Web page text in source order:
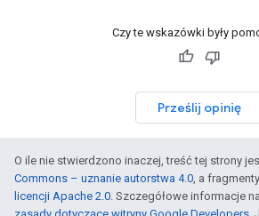
Czy te wskazówki były
Prześlij opinię
O ile nie stwierdzono inaczej, treść tej strony
Commons – uznanie autorstwa 4.0, a
licencji Apache 2.0. Szczegółowe informacje